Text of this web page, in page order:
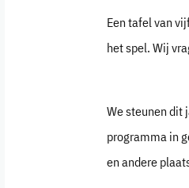
Een tafel van
het spel. Wij
We steunen dit
programma in
en andere